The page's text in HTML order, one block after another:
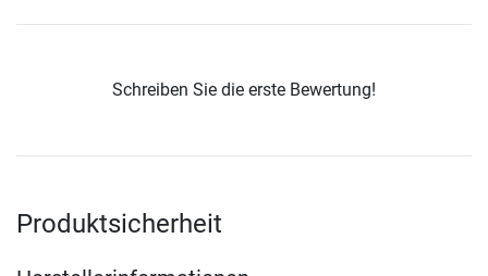
Schreiben Sie die erste Bewertung!
Produktsicherheit